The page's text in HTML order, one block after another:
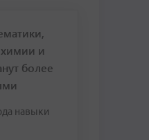
и
более
навыки